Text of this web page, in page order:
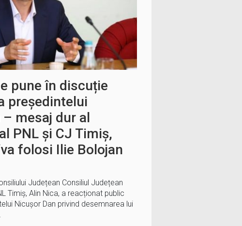
pune în discuție
președintelui
mesaj dur al
PNL și CJ Timiș,
folosi Ilie Bolojan
Județean Consiliul Județean
Timiș, Alin Nica, a reacționat public
Nicușor Dan privind desemnarea lui